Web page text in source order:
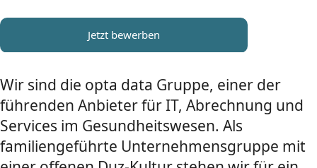
Jetzt bewerben
Wir sind die opta data Gruppe, einer der
führenden Anbieter für IT, Abrechnung und
Services im Gesundheitswesen. Als
familiengeführte Unternehmensgruppe mit